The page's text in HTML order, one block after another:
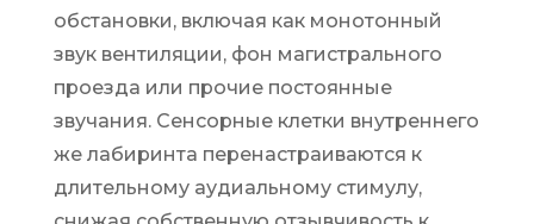
обстановки, включая как монотонный
звук вентиляции, фон магистрального
проезда или прочие постоянные
звучания. Сенсорные клетки внутреннего
же лабиринта перенастраиваются к
длительному аудиальному стимулу,